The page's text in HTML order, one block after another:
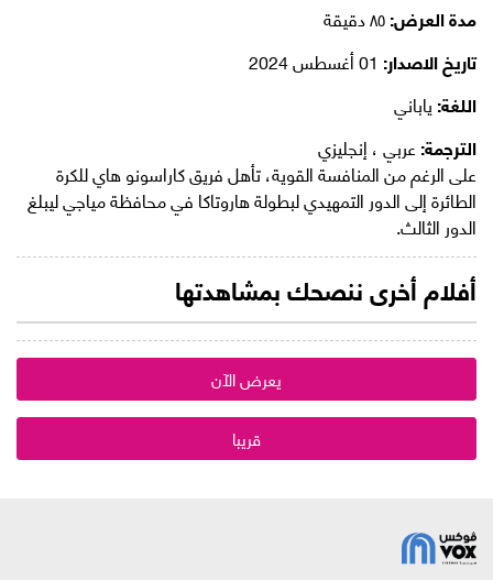
مدة العرض:
تاريخ الاصدار:
اللغة:ياباني
الترجمة:عربي ، إنجليزي
على الرغم من المنافسة القوية، تأهل فريق كاراسونو هاي للكرة
الطائرة إلى الدور التمهيدي لبطولة هاروتاكا في محافظة مياجي ليبلغ
الدور الثالث.
أفلام أخرى ننصحك بمشاهدتها
يعرض الآن
قريبا